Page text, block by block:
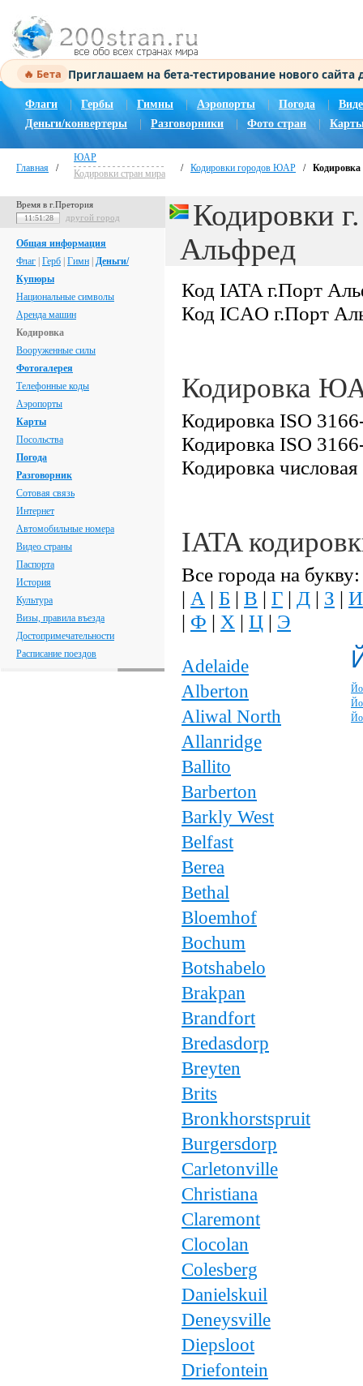
🔥 Бета Приглашаем на бета-тестирование нового
Флаги Гербы Гимны | Аэропорты Погода |
Деньги/конвертеры
Разговорники Фото стран
Главная /
ЮАР
Кодировки стран мира
/ Кодировки городов ЮАР /
Время в г.Претория
11:51:29 другой город
Общая информация
Флаг Герб Гимн Деньги/
Купюры
Национальные символы
Аренда машин
Кодировка
Вооруженные силы
Фотогалерея
Телефонные коды
Аэропорты
Карты
Посольства
Погода
Разговорник
Сотовая связь
Интернет
Автомобильные номера
Видео страны
Паспорта
История
Культура
Визы, правила въезда
Достопримечательности
Расписание поездов
Кодировки
Альфред
Код IATA г.Порт
Код ICAO г.Порт
Кодировка
Кодировка ISO
Кодировка ISO
Кодировка
IATA
Все города на букву:
| А | Б | В | Г | Д | З | И
| Ф | Х | Ц | Э
Adelaide
Alberton
Aliwal North
Allanridge
Ballito
Barberton
Barkly West
Belfast
Berea
Bethal
Bloemhof
Bochum
Botshabelo
Brakpan
Brandfort
Bredasdorp
Breyten
Brits
Bronkhorstspruit
Burgersdorp
Carletonville
Christiana
Claremont
Clocolan
Colesberg
Danielskuil
Deneysville
Diepsloot
Driefontein